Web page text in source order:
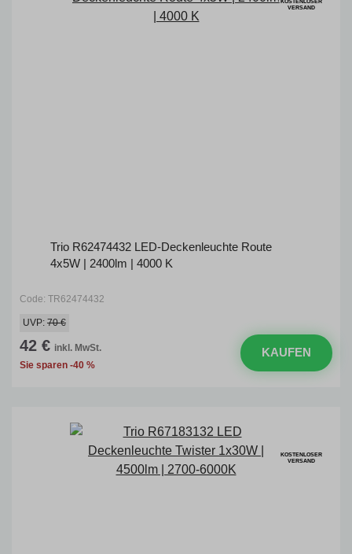
VERSAND
Trio R62474432 LED-Deckenleuchte Route
4x5W | 2400lm | 4000 K
Code: TR62474432
UVP: 70 €
42 € inkl. MwSt.
Sie sparen -40 %
KAUFEN
KOSTENLOSER
VERSAND